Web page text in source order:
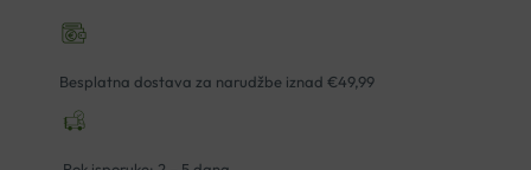
30ML
količina
Besplatna dostava za narudžbe iznad €49,99